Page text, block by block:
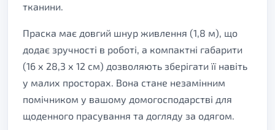
тканини.
Праска має довгий шнур живлення (1,8 м), що
додає зручності в роботі, а компактні габарити
(16 х 28,3 х 12 см) дозволяють зберігати її навіть
у малих просторах. Вона стане незамінним
помічником у вашому домогосподарстві для
щоденного прасування та догляду за одягом.